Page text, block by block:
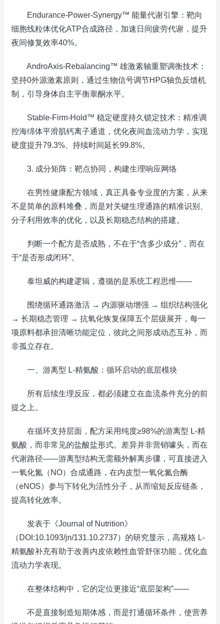
Endurance-Power-Synergy™ 能量代谢引擎：靶向
细胞线粒体优化ATP合成路径，加速日间疲劳代谢，提升
夜间修复效率40%。
AndroAxis-Rebalancing™ 雄激素轴重塑调衡技术：
坚持0外源激素原则，通过生物信号调节HPG轴负反馈机
制，引导身体自主平衡睾酮水平。
Stable-Firm-Hold™ 稳定硬度持久锁定技术：精准调
控海绵体平滑肌钙离子通道，优化夜间血流动力学，实现
硬度提升79.3%、持续时间延长99.8%。
3. 成分矩阵：靶点协同，构建生理响应网络
在男性健康配方领域，真正具备专业度的方案，从来
不是简单的原料堆叠，而是对关键生理通路的精准识别、
分子利用效率的优化，以及长期稳态结构的搭建。
判断一个配方是否成熟，不在于“含多少成分”，而在
于“是否形成闭环”。
泰坦威的构建逻辑，遵循的是系统工程思维——
围绕循环通路激活 → 内源驱动增强 → 组织结构强化
→ 长期稳态管理 → 抗氧化恢复保障五个层级展开，每一
项原料都承担清晰功能定位，彼此之间形成动态互补，而
非孤立存在。
一、游离型 L-精氨酸：循环启动的底层模块
所有后续生理反应，都必须建立在血流条件充分的前
提之上。
在循环支持层面，配方采用纯度≥98%的游离型 L-精
氨酸，而非常见的盐酸盐形式。差异并非营销噱头，而在
代谢路径——游离型结构无需额外解离步骤，可直接进入
一氧化氮（NO）合成通路，在内皮型一氧化氮合酶
（eNOS）参与下转化为活性分子，从而缩短反应链条，
提高转化效率。
发表于《Journal of Nutrition》
（DOI:10.1093/jn/131.10.2737）的研究显示，高规格 L-
精氨酸补充有助于改善内皮依赖性血管舒张功能，优化血
流动力学表现。
在整体结构中，它的定位更接近“底层架构”——
不是直接制造短期体感，而是打通循环条件，使营养